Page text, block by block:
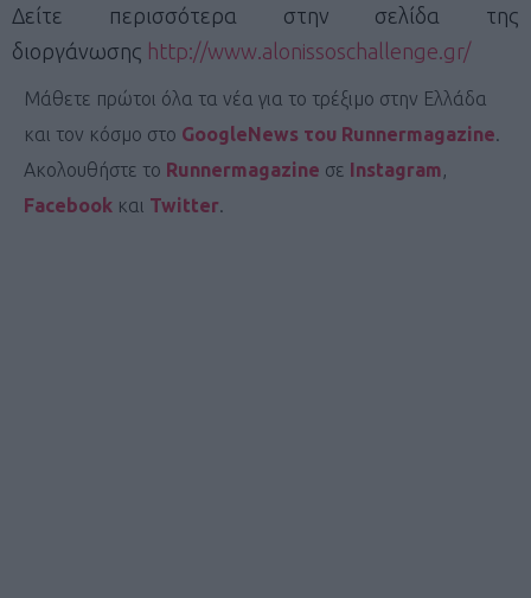
Δείτε περισσότερα στην σελίδα της
διοργάνωσης http://www.alonissoschallenge.gr/
Μάθετε πρώτοι όλα τα νέα για το τρέξιμο στην Ελλάδα
και τον κόσμο στο GoogleNews του Runnermagazine.
Ακολουθήστε το Runnermagazine σε Instagram,
Facebook και Twitter.